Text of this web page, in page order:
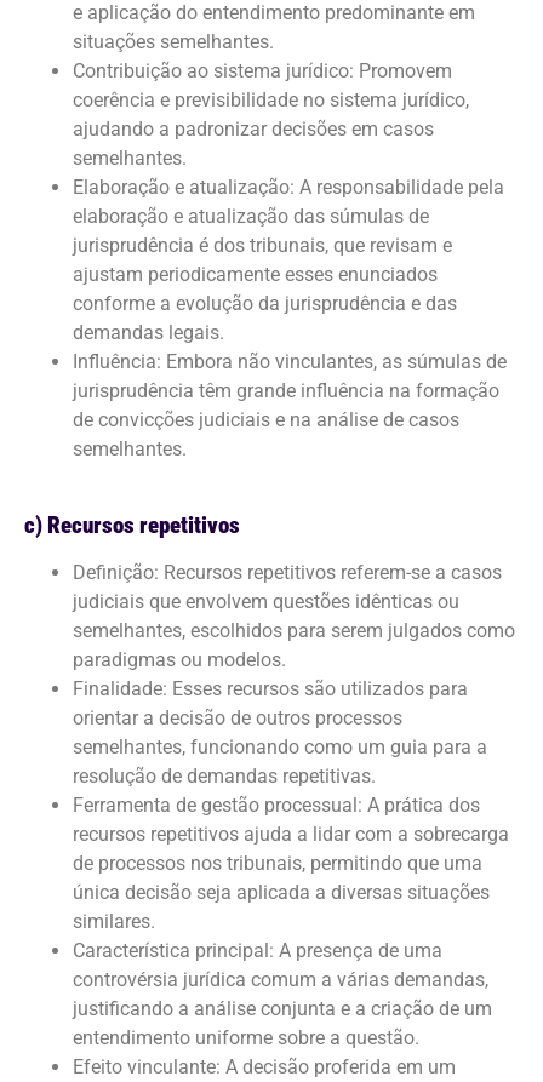
e aplicação do entendimento predominante em
situações semelhantes.
Contribuição ao sistema jurídico: Promovem
coerência e previsibilidade no sistema jurídico,
ajudando a padronizar decisões em casos
semelhantes.
Elaboração e atualização: A responsabilidade pela
elaboração e atualização das súmulas de
jurisprudência é dos tribunais, que revisam e
ajustam periodicamente esses enunciados
conforme a evolução da jurisprudência e das
demandas legais.
Influência: Embora não vinculantes, as súmulas de
jurisprudência têm grande influência na formação
de convicções judiciais e na análise de casos
semelhantes.
c) Recursos repetitivos
Definição: Recursos repetitivos referem-se a casos
judiciais que envolvem questões idênticas ou
semelhantes, escolhidos para serem julgados como
paradigmas ou modelos.
Finalidade: Esses recursos são utilizados para
orientar a decisão de outros processos
semelhantes, funcionando como um guia para a
resolução de demandas repetitivas.
Ferramenta de gestão processual: A prática dos
recursos repetitivos ajuda a lidar com a sobrecarga
de processos nos tribunais, permitindo que uma
única decisão seja aplicada a diversas situações
similares.
Característica principal: A presença de uma
controvérsia jurídica comum a várias demandas,
justificando a análise conjunta e a criação de um
entendimento uniforme sobre a questão.
Efeito vinculante: A decisão proferida em um